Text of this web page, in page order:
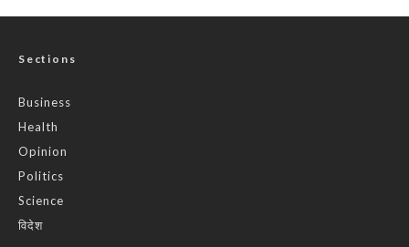
Sections
Business
Health
Opinion
Politics
Science
विदेश